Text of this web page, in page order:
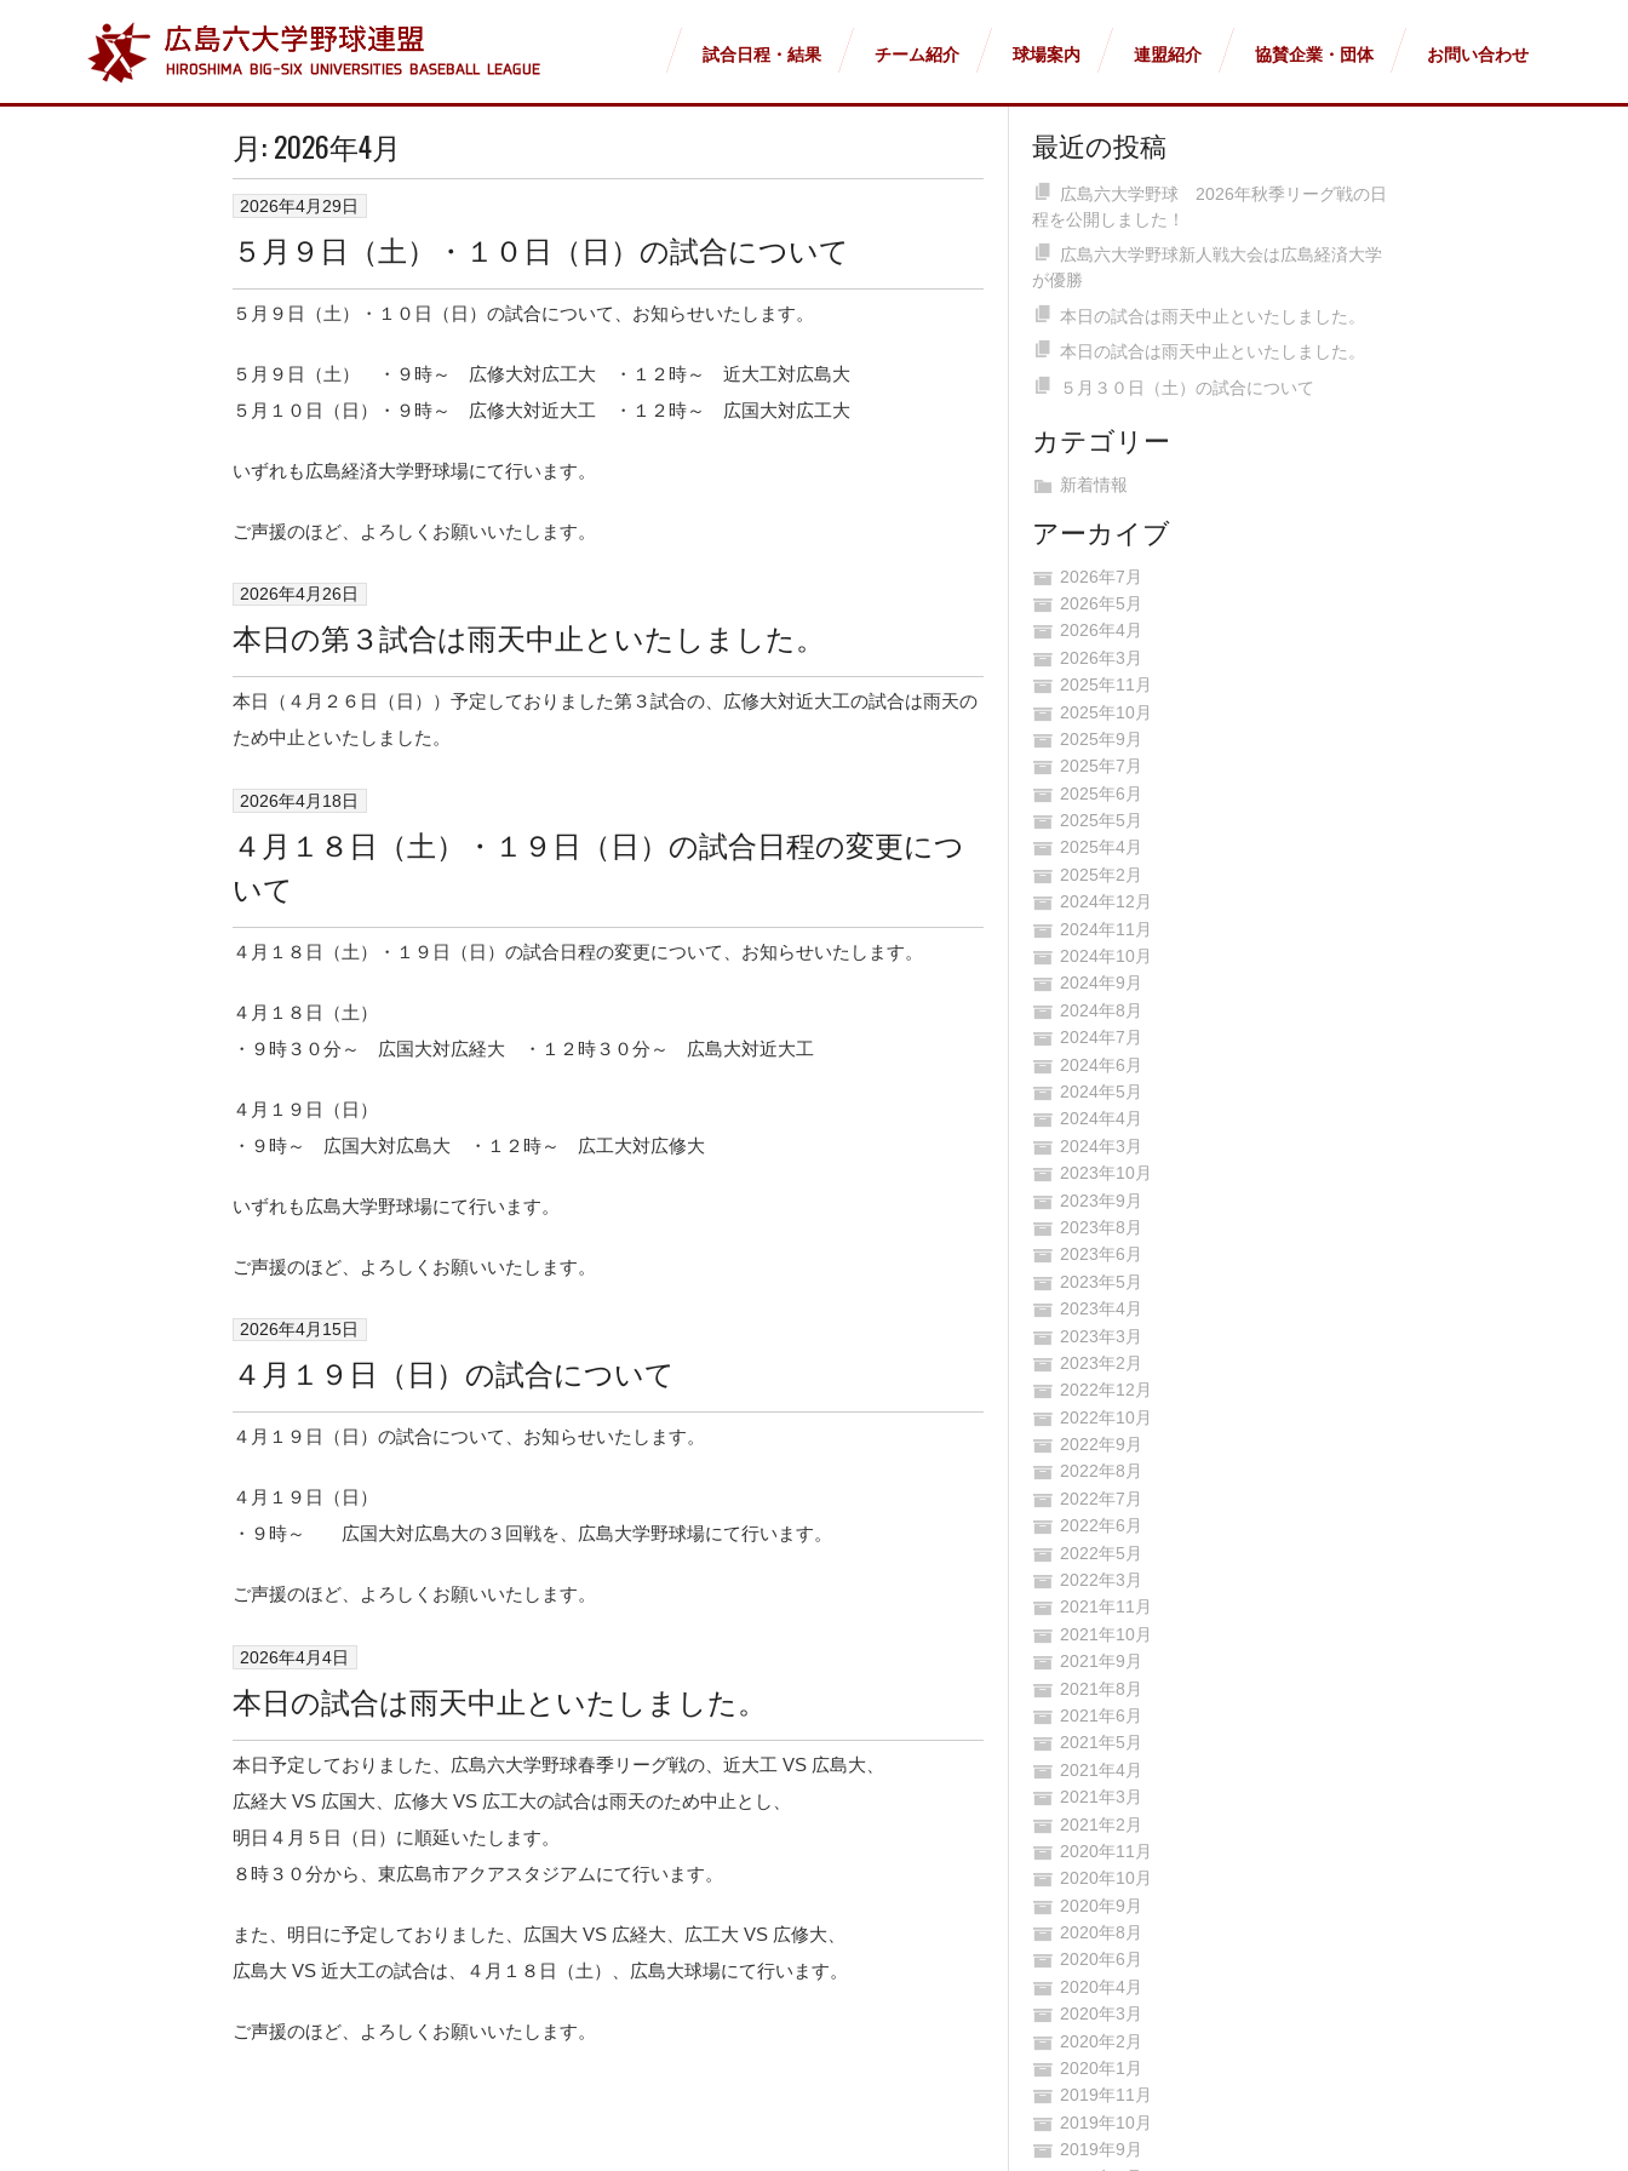
試合日程・結果 チーム紹介 球場案内 連盟紹介 協賛企業・団体 お問い合わせ
月:2026年4月
2026年4月29日
５月９日（土）・１０日（日）の試合について
５月９日（土）・１０日（日）の試合について、お知らせいたします。
５月９日（土） ・９時～ 広修大対広工大 ・１２時～ 近大工対広島大
５月１０日（日）・９時～ 広修大対近大工 ・１２時～ 広国大対広工大
いずれも広島経済大学野球場にて行います。
ご声援のほど、よろしくお願いいたします。
2026年4月26日
本日の第３試合は雨天中止といたしました。
本日（４月２６日（日））予定しておりました第３試合の、広修大対近大工の試合は雨天の
ため中止といたしました。
2026年4月18日
４月１８日（土）・１９日（日）の試合日程の変更につ
いて
４月１８日（土）・１９日（日）の試合日程の変更について、お知らせいたします。
４月１８日（土）
・９時３０分～ 広国大対広経大 ・１２時３０分～ 広島大対近大工
４月１９日（日）
・９時～ 広国大対広島大 ・１２時～ 広工大対広修大
いずれも広島大学野球場にて行います。
ご声援のほど、よろしくお願いいたします。
2026年4月15日
４月１９日（日）の試合について
４月１９日（日）の試合について、お知らせいたします。
４月１９日（日）
・９時～ 広国大対広島大の３回戦を、広島大学野球場にて行います。
ご声援のほど、よろしくお願いいたします。
2026年4月4日
本日の試合は雨天中止といたしました。
本日予定しておりました、広島六大学野球春季リーグ戦の、近大工 VS 広島大、
広経大 VS 広国大、広修大 VS 広工大の試合は雨天のため中止とし、
明日４月５日（日）に順延いたします。
８時３０分から、東広島市アクアスタジアムにて行います。
また、明日に予定しておりました、広国大 VS 広経大、広工大 VS 広修大、
広島大 VS 近大工の試合は、４月１８日（土）、広島大球場にて行います。
ご声援のほど、よろしくお願いいたします。
最近の投稿
広島六大学野球 2026年秋季リーグ戦の日
程を公開しました！
広島六大学野球新人戦大会は広島経済大学
が優勝
本日の試合は雨天中止といたしました。
本日の試合は雨天中止といたしました。
５月３０日（土）の試合について
カテゴリー
新着情報
アーカイブ
2026年7月
2026年5月
2026年4月
2026年3月
2025年11月
2025年10月
2025年9月
2025年7月
2025年6月
2025年5月
2025年4月
2025年2月
2024年12月
2024年11月
2024年10月
2024年9月
2024年8月
2024年7月
2024年6月
2024年5月
2024年4月
2024年3月
2023年10月
2023年9月
2023年8月
2023年6月
2023年5月
2023年4月
2023年3月
2023年2月
2022年12月
2022年10月
2022年9月
2022年8月
2022年7月
2022年6月
2022年5月
2022年3月
2021年11月
2021年10月
2021年9月
2021年8月
2021年6月
2021年5月
2021年4月
2021年3月
2021年2月
2020年11月
2020年10月
2020年9月
2020年8月
2020年6月
2020年4月
2020年3月
2020年2月
2020年1月
2019年11月
2019年10月
2019年9月